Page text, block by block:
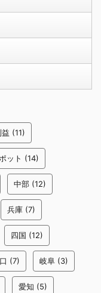
益 (11)
ット (14)
中部 (12)
兵庫 (7)
四国 (12)
(7) 岐阜 (3)
愛知 (5)